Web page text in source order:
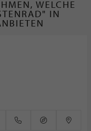
WELCHE
IN